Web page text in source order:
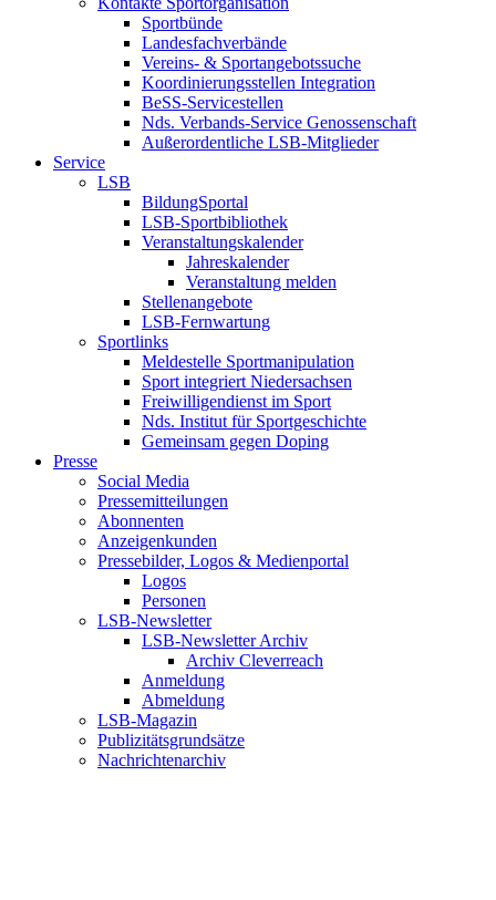
Sportbünde
Landesfachverbände
Vereins- & Sportangebotssuche
Koordinierungsstellen Integration
BeSS-Servicestellen
Nds. Verbands-Service Genossenschaft
Außerordentliche LSB-Mitglieder
Service
LSB
BildungSportal
LSB-Sportbibliothek
Veranstaltungskalender
Jahreskalender
Veranstaltung melden
Stellenangebote
LSB-Fernwartung
Sportlinks
Meldestelle Sportmanipulation
Sport integriert Niedersachsen
Freiwilligendienst im Sport
Nds. Institut für Sportgeschichte
Gemeinsam gegen Doping
Presse
Social Media
Pressemitteilungen
Abonnenten
Anzeigenkunden
Pressebilder, Logos & Medienportal
Logos
Personen
LSB-Newsletter
LSB-Newsletter Archiv
Archiv Cleverreach
Anmeldung
Abmeldung
LSB-Magazin
Publizitätsgrundsätze
Nachrichtenarchiv